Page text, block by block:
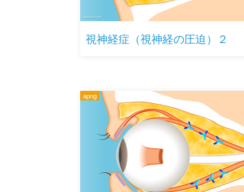
視神経症（視神経の圧迫）２
apng